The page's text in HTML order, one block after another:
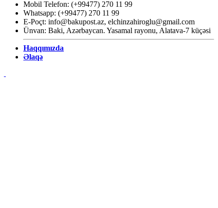
Mobil Telefon: (+99477) 270 11 99
Whatsapp: (+99477) 270 11 99
E-Poçt: info@bakupost.az, elchinzahiroglu@gmail.com
Ünvan: Baki, Azərbaycan. Yasamal rayonu, Alatava-7 küçəsi
Haqqımızda
Əlaqə